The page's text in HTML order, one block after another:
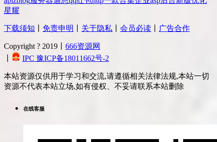
星耀
下载须知 免责申明 关于隐私 会员必读 广告合作
Copyright ? 2019丨 666资源网
IPC 豫ICP备18011662号-2
本站资源仅供用于学习和交流,请遵循相关法律法规,本站一切
资源不代表本站立场,如有侵权、不妥请联系本站删除
在线客服